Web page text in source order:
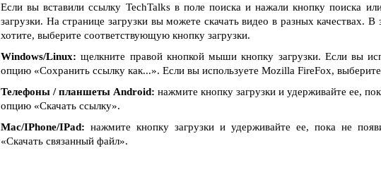
Если вы вставили ссылку TechTalks в поле поиска и нажали кнопку поиска
загрузки. На странице загрузки вы можете скачать видео в разных качествах. В
хотите, выберите соответствующую кнопку загрузки.
Windows/Linux: щелкните правой кнопкой мыши кнопку загрузки. Если вы
опцию «Сохранить ссылку как...». Если вы используете Mozilla FireFox,
Телефоны / планшеты Android: нажмите кнопку загрузки и удерживайте ее,
опцию «Скачать ссылку».
Mac/IPhone/IPad: нажмите кнопку загрузки и удерживайте ее, пока не
«Скачать связанный файл».